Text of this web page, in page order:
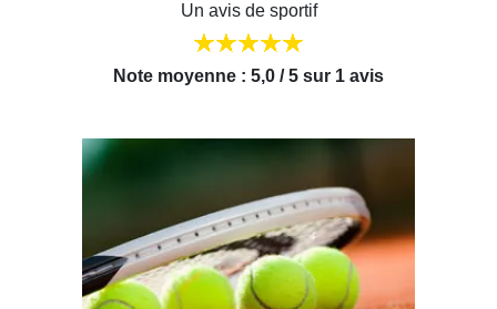
Un avis de sportif
Note moyenne : 5,0 / 5 sur 1 avis